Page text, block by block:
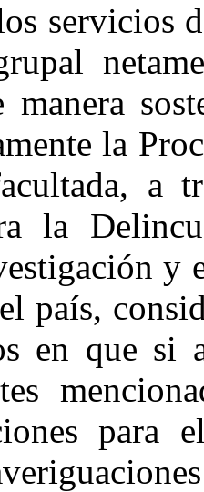
servicios
manera
la
a
la
y
país,
en que si
para